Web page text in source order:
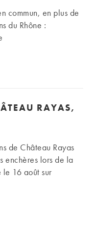
commun, en plus de
du Rhône :
RAYAS,
de Château Rayas
enchères lors de la
le 16 août sur